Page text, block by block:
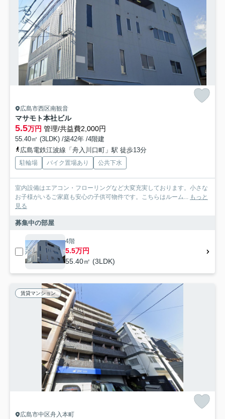
広島市西区南観音
マサモト本社ビル
5.5万円 管理/共益費2,000円
55.40㎡ (3LDK) /築42年 /4階建
広島電鉄江波線「舟入川口町」駅 徒歩13分
駐輪場 バイク置場あり 公共下水
室内設備はエアコン・フローリングなど大変充実しております。小さな
お子様がいるご家庭も安心の子供可物件です。こちらはルーム... もっと
見る
募集中の部屋
4階
5.5万円
55.40㎡ (3LDK)
賃貸マンション
広島市中区舟入本町